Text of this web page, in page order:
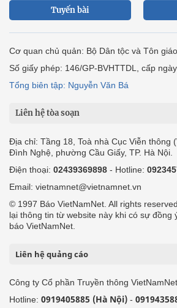
Tuyến bài
Cơ quan chủ quản: Bộ Dân tộc và Tôn giáo
Số giấy phép: 146/GP-BVHTTDL, cấp
Tổng biên tập: Nguyễn Văn Bá
Liên hệ tòa soạn
Địa chỉ: Tầng 18, Toà nhà Cục Viễn thông
Đình Nghệ, phường Cầu Giấy, TP. Hà Nội.
Điện thoại: 02439369898 - Hotline:
Email: vietnamnet@vietnamnet.vn
© 1997 Báo VietNamNet. All rights
lại thông tin từ website này khi có sự đồng
báo VietNamNet.
Liên hệ quảng cáo
Công ty Cổ phần Truyền thông VietNamNet
Hotline: 0919405885 (Hà Nội) -